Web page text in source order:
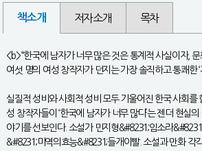
책소개 저자소개 목차
<b>“한국에 남자가 너무 많은 것은 통계적 사실이자, 문
여섯 명의 여성 창작자가 던지는 가장 솔직하고 통쾌한 ‘
실질적 성비와 사회적 성비 모두 기울어진 한국 사회를
성 창작자들이 ‘한국에 남자가 너무 많다’는 젠더 현실
야기를 선보인다. 소설가 민지형&#8231;임소라
&#8231;미역의효능&#8231;들개이빨. 소설과 만화 각